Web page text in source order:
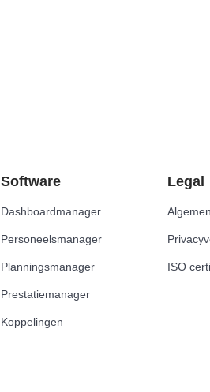
Software
Dashboardmanager
Personeelsmanager
Planningsmanager
Prestatiemanager
Koppelingen
Legal
ISO